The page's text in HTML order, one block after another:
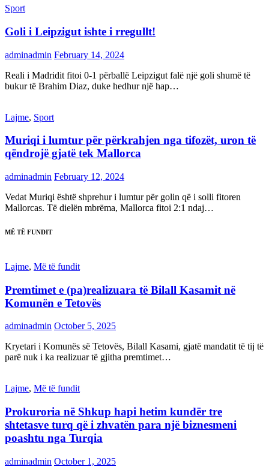
Sport
Goli i Leipzigut ishte i rregullt!
adminadmin February 14, 2024
Reali i Madridit fitoi 0-1 përballë Leipzigut falë një goli shumë të
bukur të Brahim Diaz, duke hedhur një hap…
Lajme, Sport
Muriqi i lumtur për përkrahjen nga tifozët, uron të
qëndrojë gjatë tek Mallorca
adminadmin February 12, 2024
Vedat Muriqi është shprehur i lumtur për golin që i solli fitoren
Mallorcas. Të dielën mbrëma, Mallorca fitoi 2:1 ndaj…
MË TË FUNDIT
Lajme, Më të fundit
Premtimet e (pa)realizuara të Bilall Kasamit në
Komunën e Tetovës
adminadmin October 5, 2025
Kryetari i Komunës së Tetovës, Bilall Kasami, gjatë mandatit të tij të
parë nuk i ka realizuar të gjitha premtimet…
Lajme, Më të fundit
Prokuroria në Shkup hapi hetim kundër tre
shtetasve turq që i zhvatën para një biznesmeni
poashtu nga Turqia
adminadmin October 1, 2025